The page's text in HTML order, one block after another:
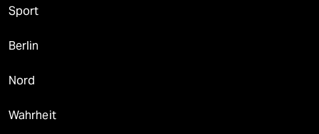
Sport
Berlin
Nord
Wahrheit